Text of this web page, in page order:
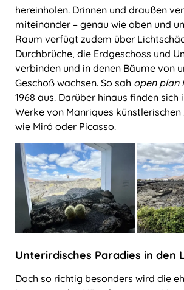
hereinholen. Drinnen und draußen
miteinander – genau wie oben und
Raum verfügt zudem über
Durchbrüche, die Erdgeschoss und
verbinden und in denen Bäume von
Geschoß wachsen. So sah open plan
1968 aus. Darüber hinaus finden sich
Werke von Manriques
wie Miró oder Picasso.
Unterirdisches Paradies in den
Doch so richtig besonders wird die